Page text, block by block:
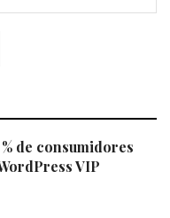
de consumidores
VIP